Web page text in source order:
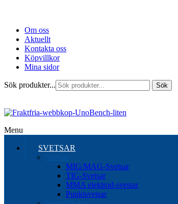
Om oss
Aktuellt
Kontakta oss
Köpvillkor
Mina sidor
Sök produkter... Sök
Menu
SVETSAR
MIG/MAG-Svetsar
TIG-Svetsar
MMA elektrod-svetsar
Punktsvetsar